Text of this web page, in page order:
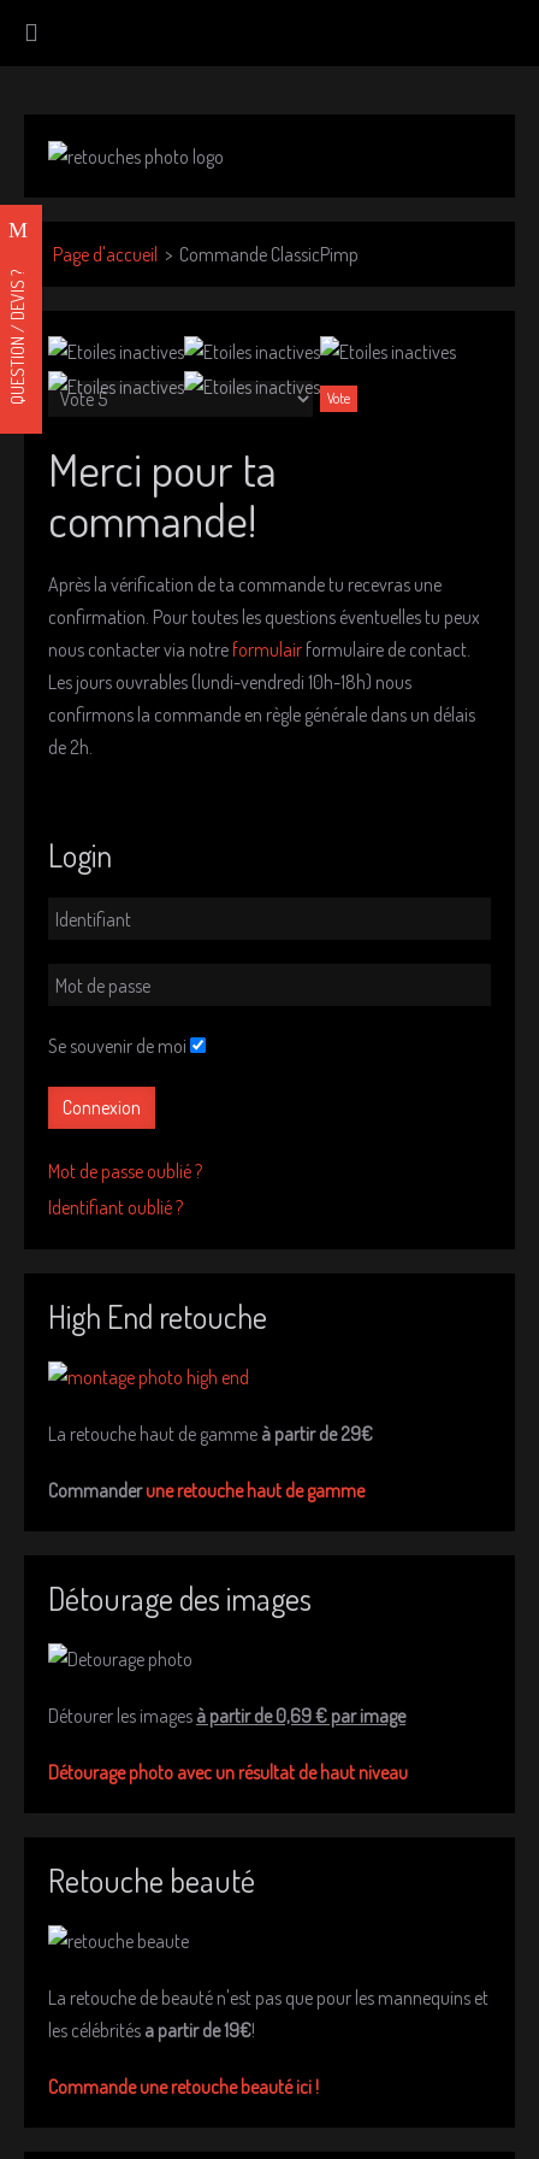
Page d'accueil Commande ClassicPimp
V
l
z
t
e
r
Merci pour ta
commande!
Après la vérification de ta commande tu recevras une
confirmation. Pour toutes les questions éventuelles tu peux
nous contacter via notreformulair formulaire de contact.
Les jours ouvrables (lundi-vendredi 10h-18h) nous
confirmons la commande en règle générale dans un délais
de 2h.
Login
Se souvenir de moi
Connexion
Mot de passe oublié ?
Identifiant oublié ?
High End retouche
La retouche haut de gamme à partir de 29€
Commanderune retouche haut de gamme
Détourage des images
Détourer les images à partir de 0,69 € par image
Détourage photo avec un résultat de haut niveau
Retouche beauté
La retouche de beauté n'est pas que pour les mannequins et
les célébrités a partir de 19€!
Commande une retouche beauté ici !
QUESTION / DEVIS ?